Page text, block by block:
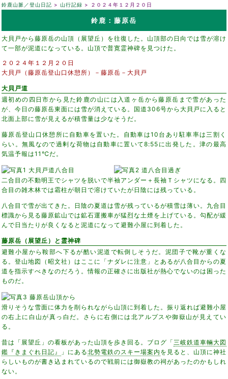
鈴鹿山脈／登山日記 山行記録 ２０２４年１２月２０日
鈴鹿：藤原岳
大貝戸から藤原岳の山頂（展望丘）を往復した。山頂部の日向では雪が溶け
て一部が泥道になっている。山頂で普寛霊神碑を見つけた。
２０２４年１２月２０日
大貝戸（藤原岳登山口休憩所）－藤原岳－大貝戸
大貝戸道
週初めの四日市から見た鈴鹿の山には入道ヶ岳から藤原岳まで雪があった
が、今日の藤原岳東面には雪が消えている。国道306号から大貝戸に入ると
北面上部に雪が見えるが積雪量は少なそうだ。
藤原岳登山口休憩所に自動車を置いた。自動車は10台あり駐車率は三割く
らい。無風なので過剰な荷物は自動車に置いて8:55に出発した。津の最高
気温予報は11℃だ。
二合目の不動明王でシャツを脱いで半袖アンダー＋長袖Ｔシャツになる。四
合目の雑木林では霜柱が朝日で溶けていたが日陰には残っている。
八合目で雪が出てきた。日陰の夏道は雪が残っているが積雪は薄い。九合目
標識から見る藤原鉱山では鉱石運搬車が猛烈な土煙を上げている。勾配が緩
んで日当たりが良くなると泥道になって避難小屋に到着した。
藤原岳（展望丘）と霊神碑
避難小屋から鞍部へ下るが酷い泥道で転倒しそうだ。泥団子で靴が重くな
る。登山地図（昭文社）はここに「ナダレに注意」とあるが八合目からの夏
道を指示すべきなのだろう。情報の正確さに出版社が熱心でないのは困った
ものだ。
滑りそうな雪面に体力を削られながら山頂に到着した。振り返れば避難小屋
の右上に白山が真っ白だ。さらに右側には北アルプスや御嶽山が見えてい
る。
昔は「展望丘」の看板があった山頂を歩き回る。ブログ「三岐鉄道車輛大図
鑑『きまぐれ日記』
」にある北勢電鉄のスキー場案内 を見ると、山頂に神社
らしいものが書き込まれているので戦前には御嶽教の祠があったのかもしれ
ない。